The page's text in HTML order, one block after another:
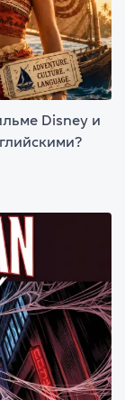
Disney и